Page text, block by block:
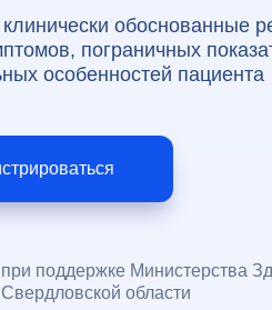
обоснованные
пограничных
особенностей пациента
при поддержке Министерства
Свердловской области